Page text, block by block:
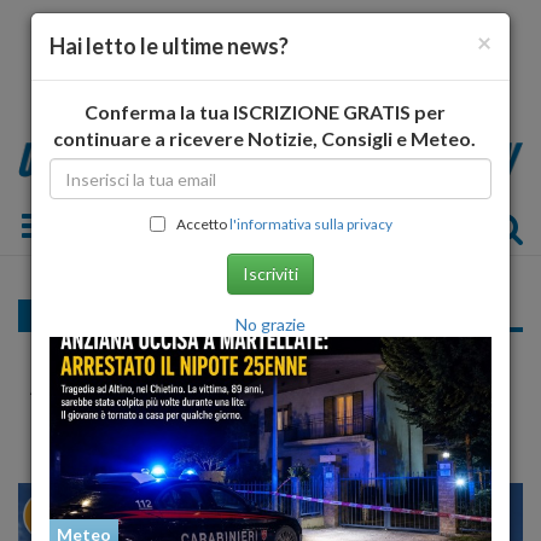
Toggle navigation
Orari non stop per la farmacia comunale di
Avezzano
MILANO 22 27
×
Hai letto le ultime news?
Conferma la tua ISCRIZIONE GRATIS per
continuare a ricevere Notizie, Consigli e Meteo.
Accettol'informativa sulla privacy
Iscriviti
No grazie
Meteo